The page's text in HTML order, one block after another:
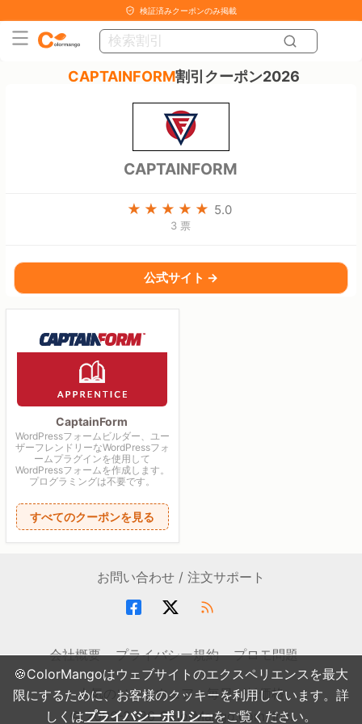
🍪ColorMangoはウェブサイトのエクスペリエンスを最大
限にするために、お客様のクッキーを利用しています。詳
しくはプライバシーポリシーをご覧ください。
検証済みクーポンのみ掲載
CAPTAINFORM割引クーポン2026
CAPTAINFORM
5.0
3 票
公式サイト →
CaptainForm
WordPressフォームビルダー、ユー
ザーフレンドリーなWordPressフォ
ームプラグインを使用して
WordPressフォームを作成します。
プログラミングは不要です。
すべてのクーポンを見る
お問い合わせ / 注文サポート
会社概要 プライバシー規約 プロモ問題
人気のソフトウェア・毎日が低価格
© 2006-2026 ColorMango.com, Inc.